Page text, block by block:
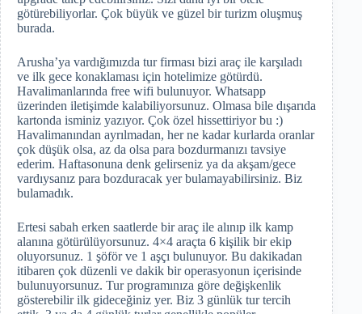
götürebiliyorlar. Çok büyük ve güzel bir turizm oluşmuş
burada.
Arusha’ya vardığımızda tur firması bizi araç ile karşıladı
ve ilk gece konaklaması için hotelimize götürdü.
Havalimanlarında free wifi bulunuyor. Whatsapp
üzerinden iletişimde kalabiliyorsunuz. Olmasa bile dışarıda
kartonda isminiz yazıyor. Çok özel hissettiriyor bu :)
Havalimanından ayrılmadan, her ne kadar kurlarda oranlar
çok düşük olsa, az da olsa para bozdurmanızı tavsiye
ederim. Haftasonuna denk gelirseniz ya da akşam/gece
vardıysanız para bozduracak yer bulamayabilirsiniz. Biz
bulamadık.
Ertesi sabah erken saatlerde bir araç ile alınıp ilk kamp
alanına götürülüyorsunuz. 4×4 araçta 6 kişilik bir ekip
oluyorsunuz. 1 şöför ve 1 aşçı bulunuyor. Bu dakikadan
itibaren çok düzenli ve dakik bir operasyonun içerisinde
bulunuyorsunuz. Tur programınıza göre değişkenlik
gösterebilir ilk gideceğiniz yer. Biz 3 günlük tur tercih